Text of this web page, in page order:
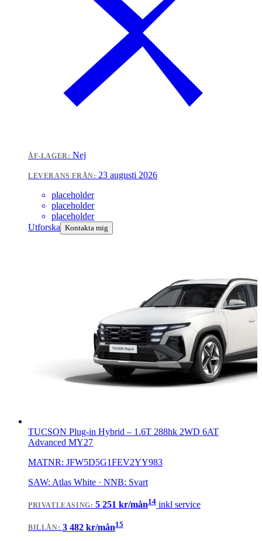
ÅF-LAGER: Nej
LEVERANS FRÅN: 23 augusti 2026
placeholder
placeholder
placeholder
Utforska Kontakta mig
TUCSON Plug-in Hybrid – 1.6T 288hk 2WD 6AT
Advanced MY27
MATNR: JFW5D5G1FEV2YY983
SAW: Atlas White · NNB: Svart
PRIVATLEASING:5 251 kr/mån14 inkl service
BILLÅN: 3 482kr/mån15